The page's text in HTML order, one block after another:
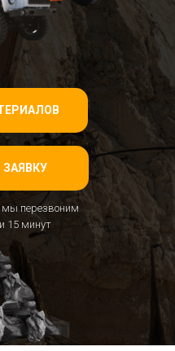
мы перезвоним
15 минут